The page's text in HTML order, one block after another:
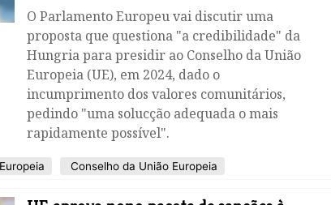
O Parlamento Europeu vai discutir uma
proposta que questiona "a credibilidade" da
Hungria para presidir ao Conselho da União
Europeia (UE), em 2024, dado o
incumprimento dos valores comunitários,
pedindo "uma solucção adequada o mais
rapidamente possível".
Conselho da União Europeia